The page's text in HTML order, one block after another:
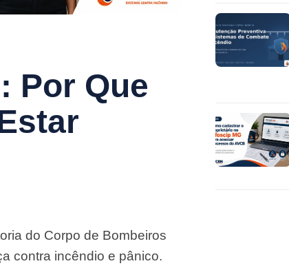
Por Que
do Corpo de Bombeiros
contra incêndio e pânico.